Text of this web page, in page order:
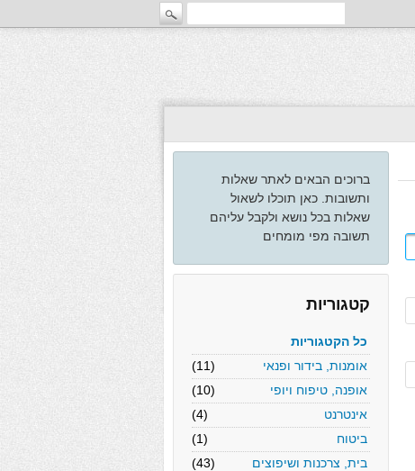
ברוכים הבאים לאתר שאלות
ותשובות. כאן תוכלו לשאול
שאלות בכל נושא ולקבל עליהם
תשובה מפי מומחים
קטגוריות
כל הקטגוריות
אומנות, בידור ופנאי
(11)
אופנה, טיפוח ויופי
(10)
אינטרנט
(4)
ביטוח
(1)
בית, צרכנות ושיפוצים
(43)